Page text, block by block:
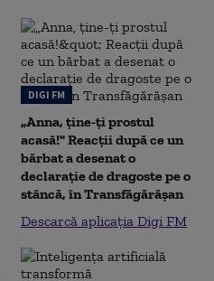
DIGI FM
„Anna, ţine-ţi prostul
acasă!" Reacţii după ce un
bărbat a desenat o
declaraţie de dragoste pe o
stâncă, în Transfăgărăşan
Descarcă aplicația Digi FM